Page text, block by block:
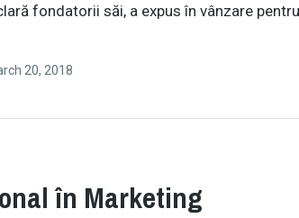
fondatorii săi, a expus în vânzare
20, 2018
în Marketing